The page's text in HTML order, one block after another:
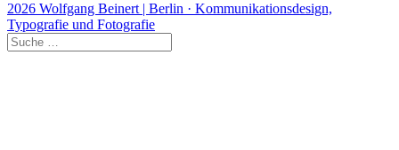
2026 Wolfgang Beinert | Berlin · Kommunikationsdesign,
Typografie und Fotografie